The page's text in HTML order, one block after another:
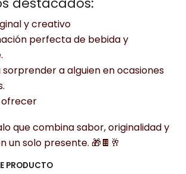
y creativo
perfecta de bebida y
a alguien en ocasiones
ofrecer
que combina sabor, originalidad y
un solo presente. 🎁🍫🥂
PRODUCTO